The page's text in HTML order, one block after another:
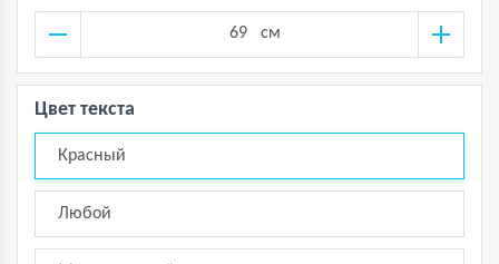
см
Цвет текста
Красный
Любой